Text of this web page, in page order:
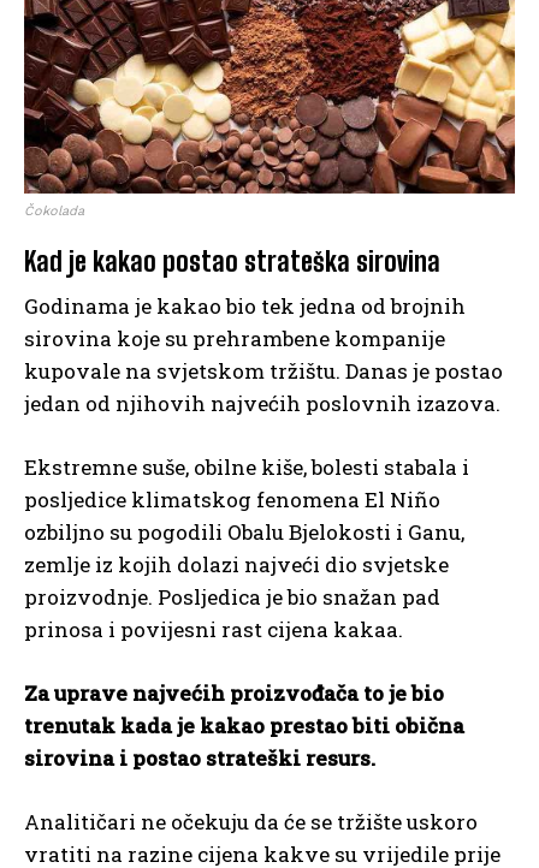
Čokolada
Kad je kakao postao strateška sirovina
Godinama je kakao bio tek jedna od brojnih
sirovina koje su prehrambene kompanije
kupovale na svjetskom tržištu. Danas je postao
jedan od njihovih najvećih poslovnih izazova.
Ekstremne suše, obilne kiše, bolesti stabala i
posljedice klimatskog fenomena El Niño
ozbiljno su pogodili Obalu Bjelokosti i Ganu,
zemlje iz kojih dolazi najveći dio svjetske
proizvodnje. Posljedica je bio snažan pad
prinosa i povijesni rast cijena kakaa.
Za uprave najvećih proizvođača to je bio
trenutak kada je kakao prestao biti obična
sirovina i postao strateški resurs.
Analitičari ne očekuju da će se tržište uskoro
vratiti na razine cijena kakve su vrijedile prije